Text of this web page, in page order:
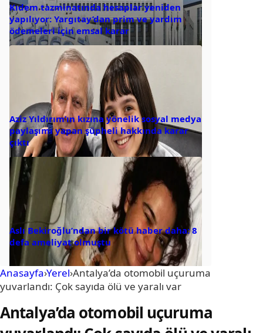
Kıdem tazminatında hesaplar yeniden
yapılıyor: Yargıtay’dan prim ve yardım
ödemeleri için emsal karar
Aziz Yıldırım’ın kızına yönelik sosyal medya
paylaşımı yapan şüpheli hakkında karar
çıktı
Aslı Bekiroğlu’ndan bir kötü haber daha: 8
defa ameliyat olmuştu
Anasayfa›Yerel›Antalya’da otomobil uçuruma
yuvarlandı: Çok sayıda ölü ve yaralı var
Antalya’da otomobil uçuruma